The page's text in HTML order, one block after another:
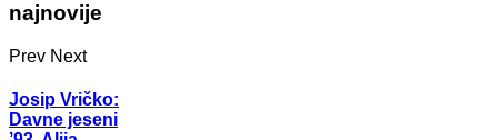
najnovije
Prev Next
Josip Vričko:
Davne jeseni